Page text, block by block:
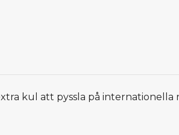
kul att pyssla på